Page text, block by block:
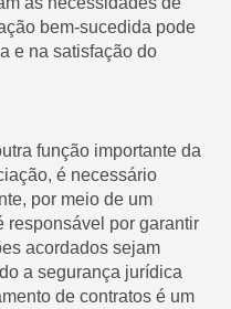
bem-sucedida pode
e na satisfação do
função importante da
é necessário
por meio de um
responsável por garantir
acordados sejam
a segurança jurídica
de contratos é um